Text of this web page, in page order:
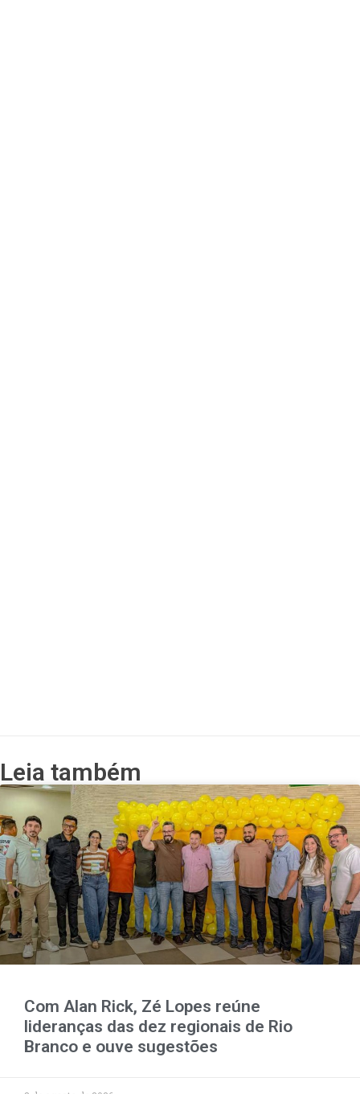
Leia também
Com Alan Rick, Zé Lopes reúne
lideranças das dez regionais de Rio
Branco e ouve sugestões